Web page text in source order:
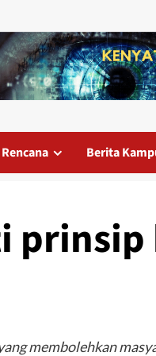
Rencana Berita
prinsip
membolehkan